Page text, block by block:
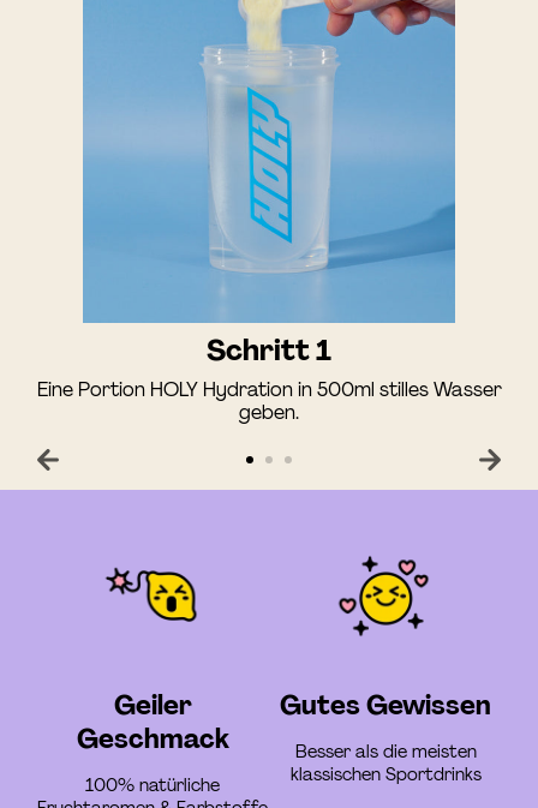
Schritt 1
Eine Portion HOLY Hydration in 500ml stilles Wasser
geben.
Geiler
Geschmack
100% natürliche
Gutes Gewissen
Besser als die meisten
klassischen Sportdrinks